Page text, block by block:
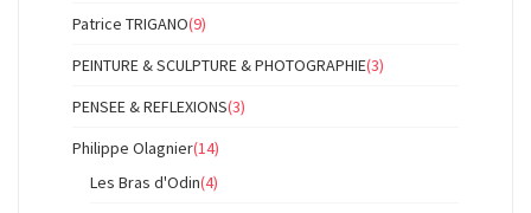
Patrice TRIGANO(9)
PEINTURE & SCULPTURE & PHOTOGRAPHIE(3)
PENSEE & REFLEXIONS(3)
Philippe Olagnier(14)
Les Bras d'Odin(4)